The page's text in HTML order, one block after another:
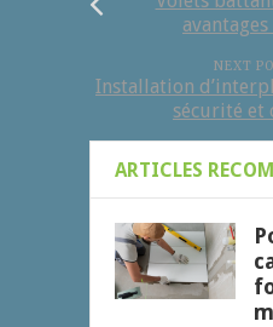
NEXT
Installation
sécurité et
ARTICLES